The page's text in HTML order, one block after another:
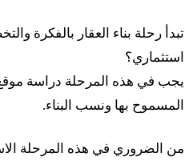
تبدأ رحلة بناء العقار بالفكرة
استثماري؟
يجب في هذه المرحلة دراسة موقع
المسموح بها ونسب البناء.
من الضروري في هذه المرحلة